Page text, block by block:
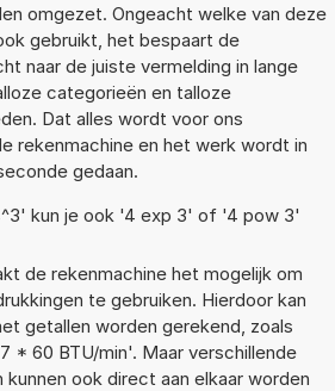
omgezet. Ongeacht welke van deze
gebruikt, het bespaart de
naar de juiste vermelding in lange
categorieën en talloze
Dat alles wordt voor ons
rekenmachine en het werk wordt in
gedaan.
kun je ook '4 exp 3' of '4 pow 3'
de rekenmachine het mogelijk om
te gebruiken. Hierdoor kan
getallen worden gerekend, zoals
* 60 BTU/min'. Maar verschillende
ook direct aan elkaar worden